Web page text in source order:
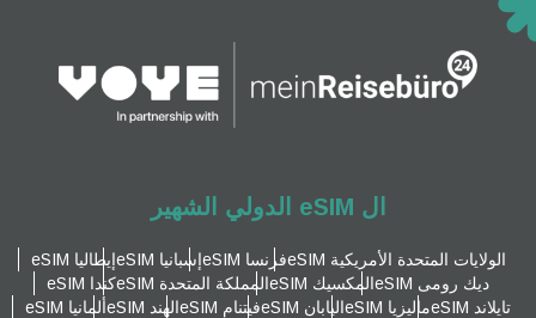
ال eSIM الدولي الشهير
الولايات المتحدة الأمريكية eSIM فرنسا eSIM إسبانيا eSIM
إيطاليا eSIM
ديك رومى eSIM
المكسيك eSIM المملكة المتحدة eSIM
كندا eSIM
تايلاند eSIM
ماليزيا eSIM اليابان eSIM فيتنام eSIM الهند eSIM
ألمانيا eSIM